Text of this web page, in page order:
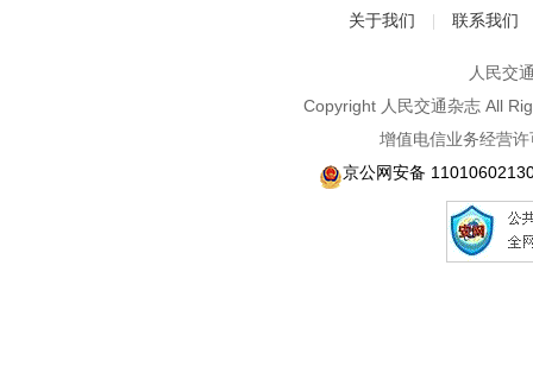
关于我们 联系我们
人民交
Copyright 人民交通杂志 All
增值电信业务经营
京公网安备